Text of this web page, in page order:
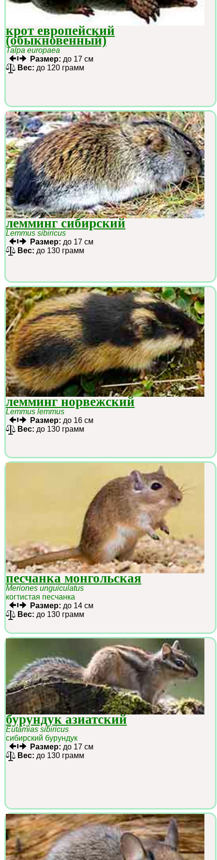
крот европейский
(обыкновенный)
Talpa europaea
Размер: до 17 см
Вес: до 120 грамм
лемминг сибирский
Lemmus sibiricus
Размер: до 17 см
Вес: до 130 грамм
лемминг норвежский
Lemmus lemmus
Размер: до 16 см
Вес: до 130 грамм
песчанка монгольская
Meriones unguiculatus
когтистая песчанка
Размер: до 14 см
Вес: до 130 грамм
бурундук азиатский
Eutamias sibiricus
сибирский бурундук
Размер: до 17 см
Вес: до 130 грамм